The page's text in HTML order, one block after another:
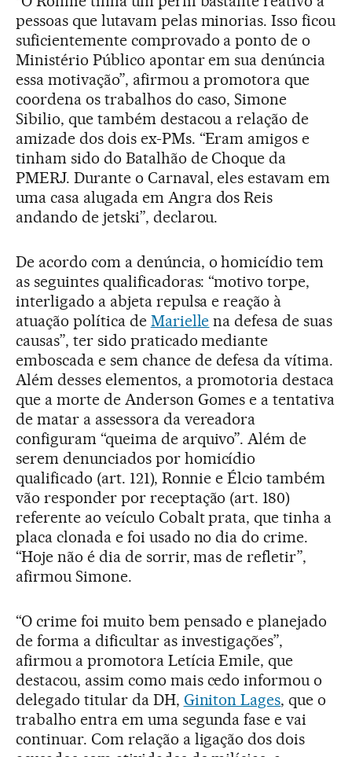
pessoas que lutavam pelas minorias. Isso ficou
suficientemente comprovado a ponto de o
Ministério Público apontar em sua denúncia
essa motivação”, afirmou a promotora que
coordena os trabalhos do caso, Simone
Sibilio, que também destacou a relação de
amizade dos dois ex-PMs. “Eram amigos e
tinham sido do Batalhão de Choque da
PMERJ. Durante o Carnaval, eles estavam em
uma casa alugada em Angra dos Reis
andando de jetski”, declarou.
De acordo com a denúncia, o homicídio tem
as seguintes qualificadoras: “motivo torpe,
interligado a abjeta repulsa e reação à
atuação política de Marielle na defesa de suas
causas”, ter sido praticado mediante
emboscada e sem chance de defesa da vítima.
Além desses elementos, a promotoria destaca
que a morte de Anderson Gomes e a tentativa
de matar a assessora da vereadora
configuram “queima de arquivo”. Além de
serem denunciados por homicídio
qualificado (art. 121), Ronnie e Élcio também
vão responder por receptação (art. 180)
referente ao veículo Cobalt prata, que tinha a
placa clonada e foi usado no dia do crime.
“Hoje não é dia de sorrir, mas de refletir”,
afirmou Simone.
“O crime foi muito bem pensado e planejado
de forma a dificultar as investigações”,
afirmou a promotora Letícia Emile, que
destacou, assim como mais cedo informou o
delegado titular da DH, Giniton Lages, que o
trabalho entra em uma segunda fase e vai
continuar. Com relação a ligação dos dois